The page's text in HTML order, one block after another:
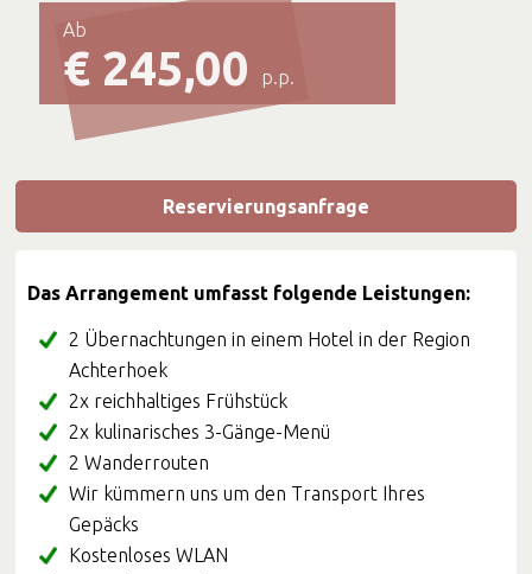
Ab
€ 245,00 p.p.
Reservierungsanfrage
Das Arrangement umfasst folgende Leistungen:
2 Übernachtungen in einem Hotel in der Region
Achterhoek
2x reichhaltiges Frühstück
2x kulinarisches 3-Gänge-Menü
2 Wanderrouten
Wir kümmern uns um den Transport Ihres
Gepäcks
Kostenloses WLAN